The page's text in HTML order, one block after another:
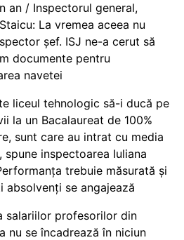
an / Inspectorul general,
La vremea aceea nu
șef. ISJ ne-a cerut să
documente pentru
navetei
liceul tehnologic să-i ducă pe
la un Bacalaureat de 100%
sunt care au intrat cu media
spune inspectoarea Iuliana
trebuie măsurată și
absolvenți se angajează
salariilor profesorilor din
nu se încadrează în niciun